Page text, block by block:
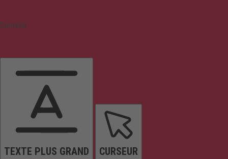
Contenu
TEXTE PLUS GRAND CURSEUR